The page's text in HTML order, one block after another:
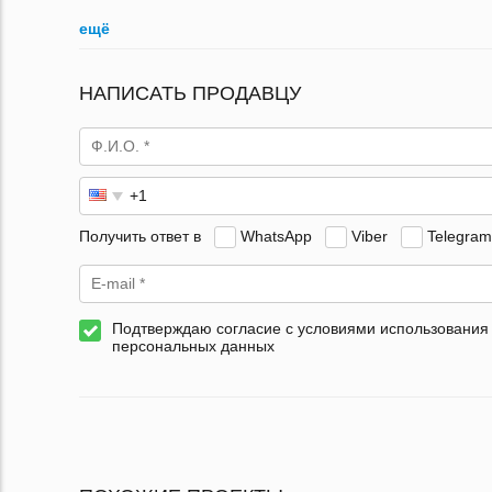
ещё
НАПИСАТЬ ПРОДАВЦУ
Получить ответ в WhatsApp Viber Telegram
Подтверждаю согласие с условиями использования
персональных данных